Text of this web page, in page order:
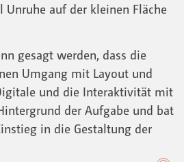
Unruhe auf der kleinen Fläche
gesagt werden, dass die
Umgang mit Layout und
und die Interaktivität mit
der Aufgabe und bat
in die Gestaltung der